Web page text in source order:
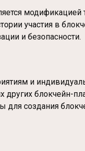
участия в
и безопасности.
и
блокчейн-
для создания